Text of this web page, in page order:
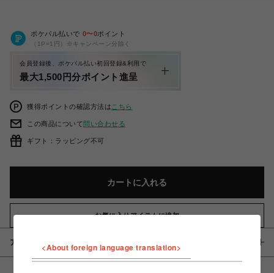
ポケパル払いで 0〜0ポイント
（1P=1円）※キャンペーン分除く
会員登録後、ポケパル払い初回登録&利用で
最大1,500円分ポイント進呈
獲得ポイントの確認方法は こちら
この商品について問い合わせる
ギフト：ラッピング不可
カートに入れる
お気に入りアイテムに追加
アイテム説明 / 素材<About foreign language translation>